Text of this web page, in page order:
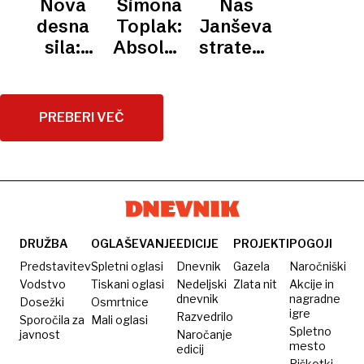
Nova
desna
sila:
kongres
stranke
Simona
Toplak:
Absolutna
levice
desno
politiko
za
nevarno
Nas
Janševa
strategija
PREBERI VEČ
DRUŽBA
Predstavitev
Vodstvo
Dosežki
Sporočila za
javnost
OGLAŠEVANJE
Spletni oglasi
Tiskani oglasi
Osmrtnice
Mali oglasi
EDICIJE
Dnevnik
Nedeljski
dnevnik
Razvedrilo
Naročanje
edicij
PROJEKTI
Gazela
Zlata nit
POGOJI
Naročniški
Akcije in
nagradne
igre
Spletno
mesto